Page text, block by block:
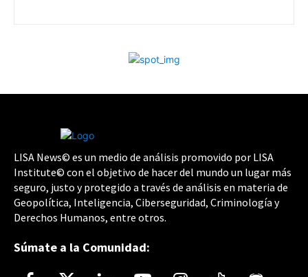
LISA News© es un medio de análisis promovido por LISA
Institute© con el objetivo de hacer del mundo un lugar más
seguro, justo y protegido a través de análisis en materia de
Geopolítica, Inteligencia, Ciberseguridad, Criminología y
Derechos Humanos, entre otros.
Súmate a la Comunidad: